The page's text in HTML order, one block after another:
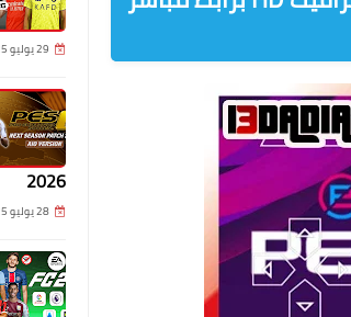
29 يوليو 2025
2026
28 يوليو 2025